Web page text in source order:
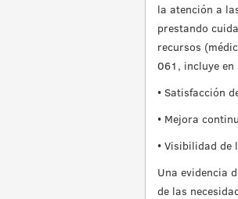
la atención a
prestando
recursos
061, incluye
• Satisfacción
• Mejora
• Visibilidad de
Una evidencia
de las